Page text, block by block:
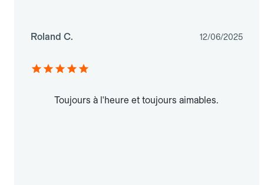
Roland C. 12/06/2025
Toujours à l'heure et toujours aimables.